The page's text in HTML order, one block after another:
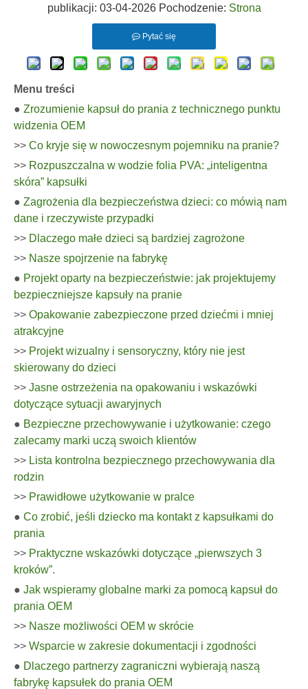
publikacji: 03-04-2026 Pochodzenie: Strona
Pytać się
Menu treści
● Zrozumienie kapsuł do prania z technicznego punktu
widzenia OEM
>> Co kryje się w nowoczesnym pojemniku na pranie?
>> Rozpuszczalna w wodzie folia PVA: „inteligentna
skóra” kapsułki
● Zagrożenia dla bezpieczeństwa dzieci: co mówią nam
dane i rzeczywiste przypadki
>> Dlaczego małe dzieci są bardziej zagrożone
>> Nasze spojrzenie na fabrykę
● Projekt oparty na bezpieczeństwie: jak projektujemy
bezpieczniejsze kapsuły na pranie
>> Opakowanie zabezpieczone przed dziećmi i mniej
atrakcyjne
>> Projekt wizualny i sensoryczny, który nie jest
skierowany do dzieci
>> Jasne ostrzeżenia na opakowaniu i wskazówki
dotyczące sytuacji awaryjnych
● Bezpieczne przechowywanie i użytkowanie: czego
zalecamy marki uczą swoich klientów
>> Lista kontrolna bezpiecznego przechowywania dla
rodzin
>> Prawidłowe użytkowanie w pralce
● Co zrobić, jeśli dziecko ma kontakt z kapsułkami do
prania
>> Praktyczne wskazówki dotyczące „pierwszych 3
kroków”.
● Jak wspieramy globalne marki za pomocą kapsuł do
prania OEM
>> Nasze możliwości OEM w skrócie
>> Wsparcie w zakresie dokumentacji i zgodności
● Dlaczego partnerzy zagraniczni wybierają naszą
fabrykę kapsułek do prania OEM